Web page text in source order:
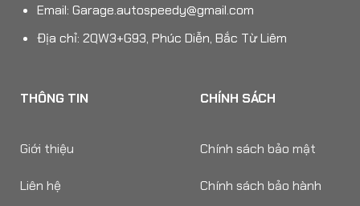
Email: Garage.autospeedy@gmail.com
Địa chỉ: 2QW3+G93, Phúc Diễn, Bắc Từ Liêm
THÔNG TIN
Giới thiệu
Liên hệ
CHÍNH SÁCH
Chính sách bảo mật
Chính sách bảo hành